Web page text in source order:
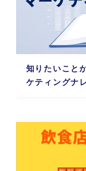
知りたいこと
ケティングナ